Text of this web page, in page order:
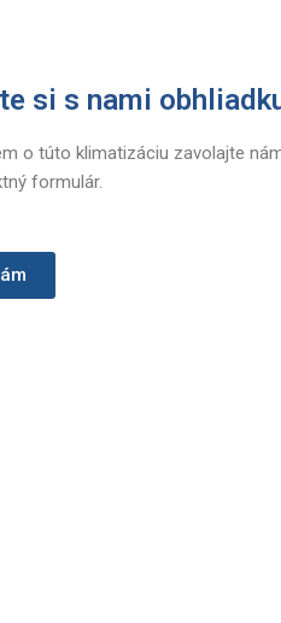
si s nami
o túto klimatizáciu zavolajte
formulár.